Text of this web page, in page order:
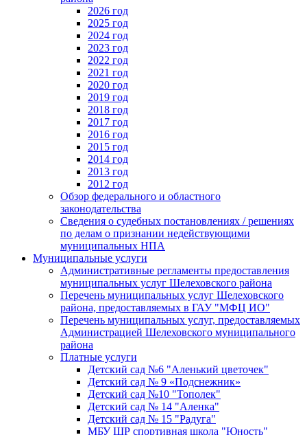
2026 год
2025 год
2024 год
2023 год
2022 год
2021 год
2020 год
2019 год
2018 год
2017 год
2016 год
2015 год
2014 год
2013 год
2012 год
Обзор федерального и областного
законодательства
Сведения о судебных постановлениях / решениях
по делам о признании недействующими
муниципальных НПА
Муниципальные услуги
Административные регламенты предоставления
муниципальных услуг Шелеховского района
Перечень муниципальных услуг Шелеховского
района, предоставляемых в ГАУ "МФЦ ИО"
Перечень муниципальных услуг, предоставляемых
Администрацией Шелеховского муниципального
района
Платные услуги
Детский сад №6 "Аленький цветочек"
Детский сад № 9 «Подснежник»
Детский сад №10 "Тополек"
Детский сад № 14 "Аленка"
Детский сад № 15 "Радуга"
МБУ ШР спортивная школа "Юность"